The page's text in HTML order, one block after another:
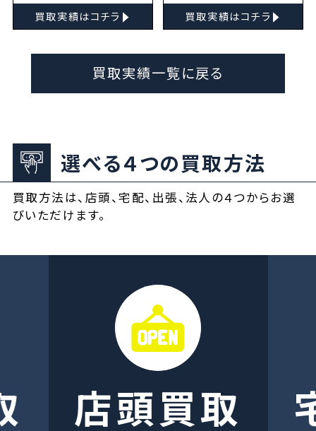
買取実績はコチラ ▸ 買取実績はコチラ ▸
買取実績一覧に戻る
選べる４つの買取方法
買取方法は、店頭、宅配、出張、法人の４つからお選
びいただけます。
店頭買取